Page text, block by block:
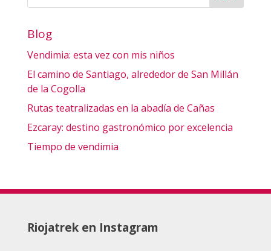
Blog
Vendimia: esta vez con mis niños
El camino de Santiago, alrededor de San Millán
de la Cogolla
Rutas teatralizadas en la abadía de Cañas
Ezcaray: destino gastronómico por excelencia
Tiempo de vendimia
Riojatrek en Instagram